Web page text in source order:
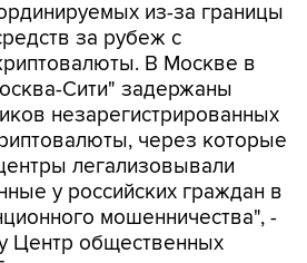
из-за границы
за рубеж с
В Москве в
Сити" задержаны
незарегистрированных
через которые
легализовывали
у российских граждан в
мошенничества", -
Центр общественных